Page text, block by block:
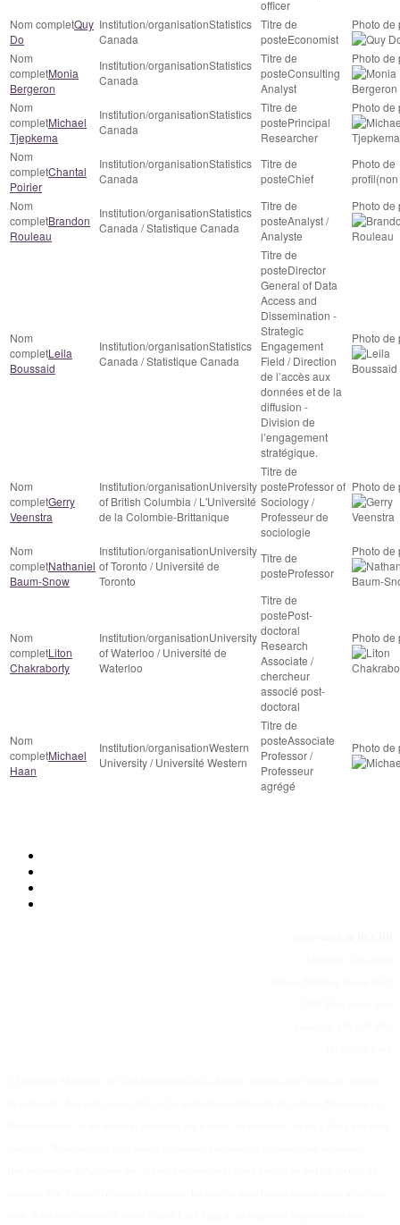
officer
Quy
Do
Statistics
Canada
Economist
Monia
Bergeron
Statistics
Canada
Consulting
Analyst
Michael
Tjepkema
Statistics
Canada
Principal
Researcher
Chantal
Poirier
Statistics
Canada
Chief
Brandon
Rouleau
Statistics
Canada / Statistique Canada
Analyst /
Analyste
Leila
Boussaid
Statistics
Canada / Statistique Canada
Director
General of Data
Access and
Dissemination -
Strategic
Engagement
Field / Direction
de l’accès aux
données et de la
diffusion -
Division de
l’engagement
stratégique.
Gerry
Veenstra
University
of British Columbia / L'Université
de la Colombie-Brittanique
Professor of
Sociology /
Professeur de
sociologie
Nathaniel
Baum-Snow
University
of Toronto / Université de
Toronto
Professor
Liton
Chakraborty
University
of Waterloo / Université de
Waterloo
Post-
doctoral
Research
Associate /
chercheur
associé post-
doctoral
Michael
Haan
Western
University / Université Western
Associate
Professor /
Professeur
agrégé